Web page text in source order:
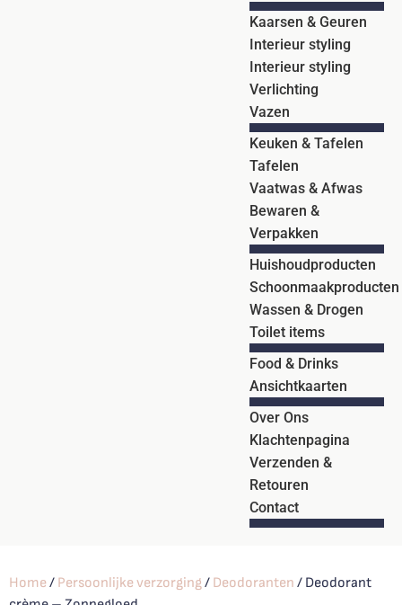
Kaarsen & Geuren
Interieur styling
Interieur styling
Verlichting
Vazen
Keuken & Tafelen
Tafelen
Vaatwas & Afwas
Bewaren &
Verpakken
Huishoudproducten
Schoonmaakproducten
Wassen & Drogen
Toilet items
Food & Drinks
Ansichtkaarten
Over Ons
Klachtenpagina
Verzenden &
Retouren
Contact
Home/ Persoonlijke verzorging/ Deodoranten / Deodorant